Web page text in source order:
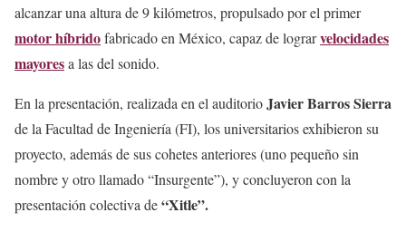
alcanzar una altura de 9 kilómetros, propulsado por el primer
motor híbridofabricado en México, capaz de lograrvelocidades
mayoresa las del sonido.
En la presentación, realizada en el auditorioJavier Barros Sierra
de la Facultad de Ingeniería (FI), los universitarios exhibieron su
proyecto, además de sus cohetes anteriores (uno pequeño sin
nombre y otro llamado “Insurgente”), y concluyeron con la
presentación colectiva de“Xitle”.